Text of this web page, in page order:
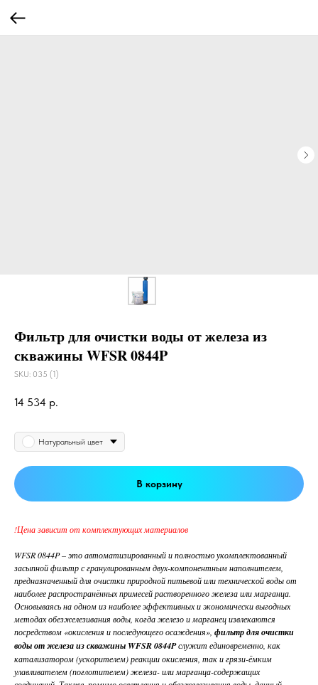
Фильтр для очистки воды от железа из
скважины WFSR 0844P
SKU: 035 (1)
14 534 р.
Натуральный цвет
В корзину
!Цена зависит от комплектующих материалов
WFSR 0844P – это автоматизированный и полностью укомплектованный
засыпной фильтр с гранулированным двух-компонентным наполнителем,
предназначенный для очистки природной питьевой или технической воды от
наиболее распространённых примесей растворенного железа или марганца.
Основываясь на одном из наиболее эффективных и экономически выгодных
методах обезжелезивания воды, когда железо и марганец извлекаются
посредством «окисления и последующего осаждения», фильтр для очистки
воды от железа из скважины WFSR 0844Pслужит единовременно, как
катализатором (ускорителем) реакции окисления, так и грязи-ёмким
улавливателем (поглотителем) железа- или марганца-содержащих